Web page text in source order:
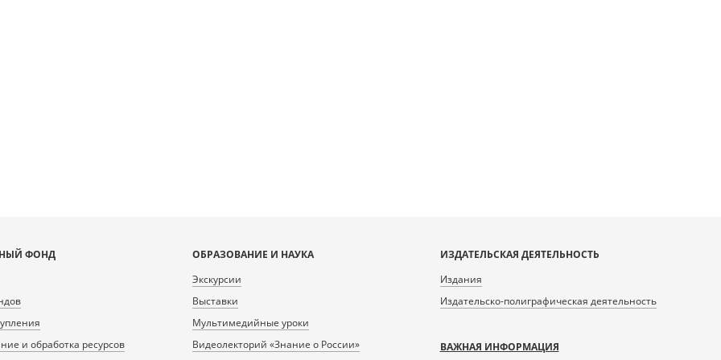
ФОНД
и обработка ресурсов
ОБРАЗОВАНИЕ И НАУКА
Экскурсии
Выставки
Мультимедийные уроки
Видеолекторий «Знание о России»
ИЗДАТЕЛЬСКАЯ ДЕЯТЕЛЬНОСТЬ
Издания
Издательско-полиграфическая деятельность
ВАЖНАЯ ИНФОРМАЦИЯ